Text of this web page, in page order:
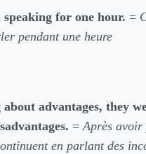
for one hour. =
pendant une heure
advantages, they
= Après avoir
en parlant des